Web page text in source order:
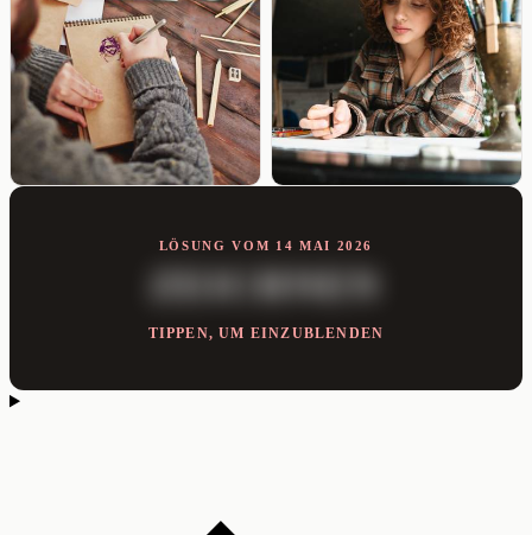
LÖSUNG VOM 14 MAI 2026
ZEICHNEN
TIPPEN, UM EINZUBLENDEN